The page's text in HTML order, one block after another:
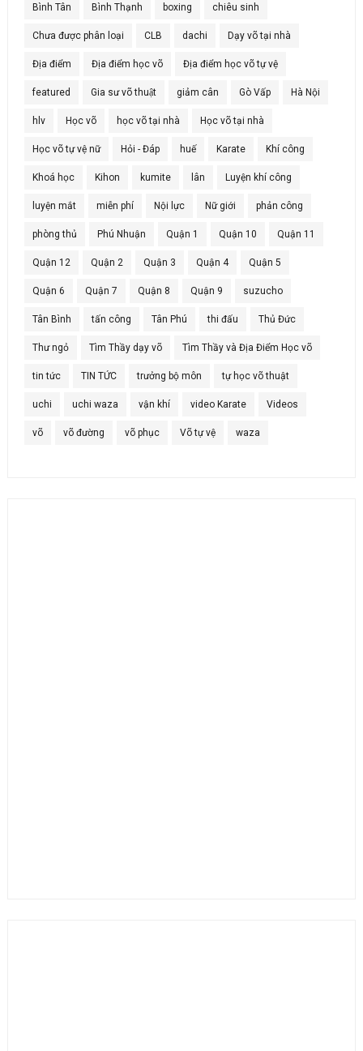
Bình Tân Bình Thạnh boxing chiêu sinh
Chưa được phân loại CLB dachi Dạy võ tại nhà
Địa điểm Địa điểm học võ Địa điểm học võ tự vệ
featured Gia sư võ thuật giảm cân Gò Vấp Hà Nội
hlv Học võ học võ tại nhà Học võ tại nhà
Học võ tự vệ nữ Hỏi - Đáp huế Karate Khí công
Khoá học Kihon kumite lân Luyện khí công
luyện mắt miễn phí Nội lực Nữ giới phản công
phòng thủ Phú Nhuận Quận 1 Quận 10 Quận 11
Quận 12 Quận 2 Quận 3 Quận 4 Quận 5
Quận 6 Quận 7 Quận 8 Quận 9 suzucho
Tân Bình tấn công Tân Phú thi đấu Thủ Đức
Thư ngỏ Tìm Thầy dạy võ Tìm Thầy và Địa Điểm Học võ
tin tức TIN TỨC trưởng bộ môn tự học võ thuật
uchi uchi waza vận khí video Karate Videos
võ võ đường võ phục Võ tự vệ waza